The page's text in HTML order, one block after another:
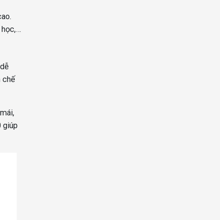
chế
giúp